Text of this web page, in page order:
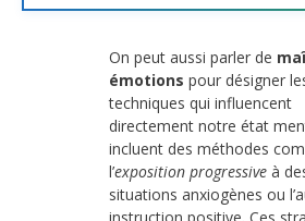
On peut aussi parler de
émotions pour désigner
techniques qui influencent
directement notre état
incluent des méthodes
l’exposition progressive à
situations anxiogènes ou